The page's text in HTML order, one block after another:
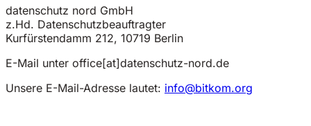
datenschutz nord GmbH
z.Hd. Datenschutzbeauftragter
Kurfürstendamm 212, 10719 Berlin
E-Mail unter office[at]datenschutz-nord.de
Unsere E-Mail-Adresse lautet: info@bitkom.org